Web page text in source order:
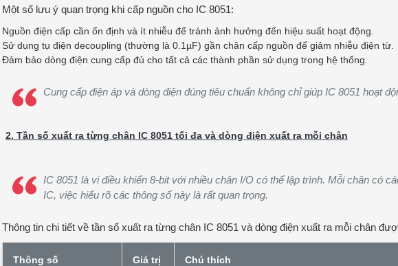
Một số lưu ý quan trọng khi cấp nguồn cho IC 8051:
Nguồn điện cấp cần ổn định và ít nhiễu để tránh ảnh hưởng đến hiệu suất hoạt động.
Sử dụng tụ điện decoupling (thường là 0.1µF) gần chân cấp nguồn để giảm nhiễu điện từ.
Đảm bảo dòng điện cung cấp đủ cho tất cả các thành phần sử dụng trong hệ thống.
Cung cấp điện áp và dòng điện đúng tiêu chuẩn không chỉ giúp IC 8051 hoạt
2. Tần số xuất ra từng chân IC 8051 tối đa và dòng điện xuất ra mỗi chân
IC 8051 là vi điều khiển 8-bit với nhiều chân I/O có thể lập trình. Mỗi chân có
IC, việc hiểu rõ các thông số này là rất quan trọng.
Thông tin chi tiết về tần số xuất ra từng chân IC 8051 và dòng điện xuất ra mỗi chân
Thông số Giá trị Chú thích